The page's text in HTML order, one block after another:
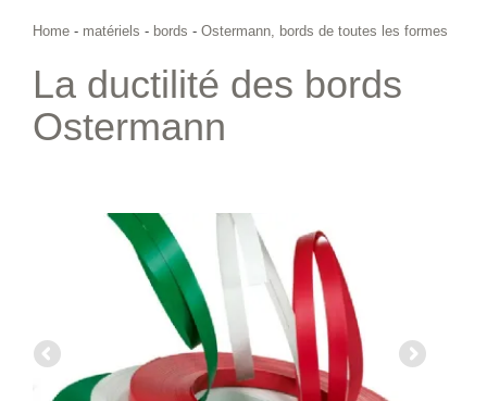
Home - matériels - bords - Ostermann, bords de toutes les formes
La ductilité des bords
Ostermann